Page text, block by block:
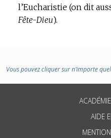
l’Eucharistie (on dit
Fête-Dieu).
Vous pouvez cliquer sur n’importe
AIDE